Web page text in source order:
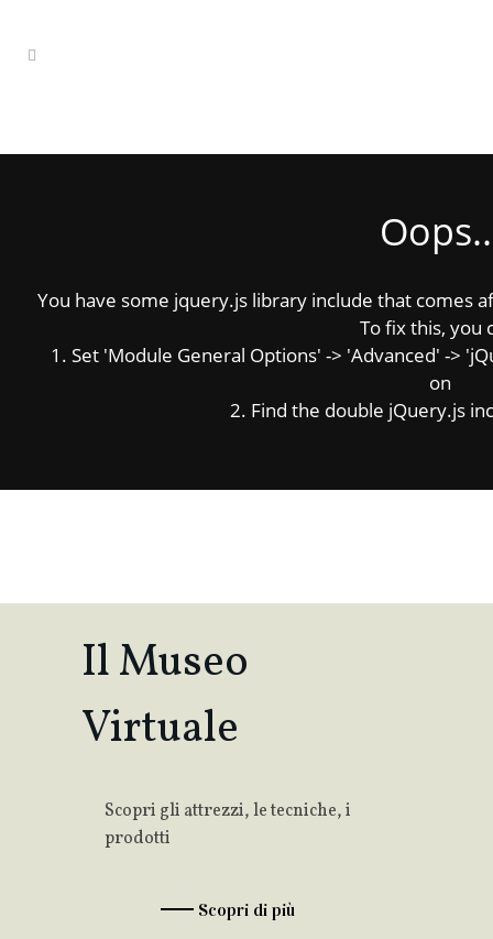
You have some jquery.js library include that comes
To fix this, you
1. Set 'Module General Options' -> 'Advanced' ->
on
2. Find the double jQuery.js
Il Museo
Virtuale
Scopri gli attrezzi, le tecniche, i
prodotti
Scopri di più